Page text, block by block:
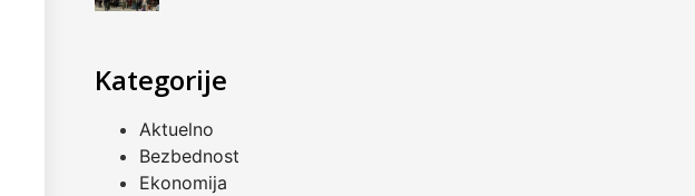
Kategorije
Aktuelno
Bezbednost
Ekonomija